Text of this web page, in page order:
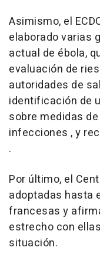
Asimismo, el
elaborado varias
actual de ébola,
evaluación de
autoridades de
identificación de
sobre medidas
infecciones , y
.
Por último, el
adoptadas hasta
francesas y
estrecho con
situación.